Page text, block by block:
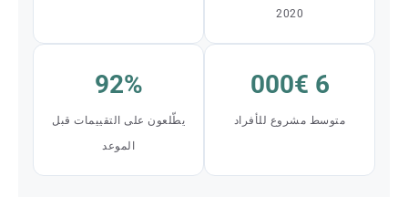
2020
متوسط مشروع للأفراد
92%
يطّلعون على التقييمات قبل
الموعد